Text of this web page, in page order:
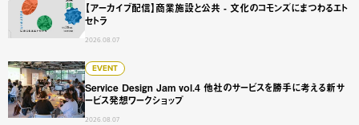
【アーカイブ配信】商業施設と公共 - 文化のコモンズにまつわるエト
セトラ
2026.08.07
EVENT
Service Design Jam vol.4 他社のサービスを勝手に考える新サ
ービス発想ワークショップ
2026.08.07
Service Design Jam vol.4 他社のサービスを勝手に考える